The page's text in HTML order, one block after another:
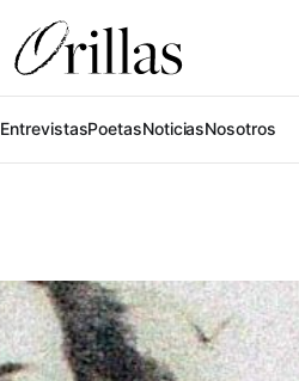
EntrevistasPoetasNoticiasNosotros